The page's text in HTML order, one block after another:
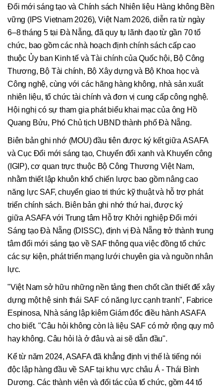
Đổi mới sáng tạo và Chính sách Nhiên liệu Hàng không Bền
vững (IPS Vietnam 2026), Việt Nam 2026, diễn ra từ ngày
6–8 tháng 5 tại Đà Nẵng, đã quy tụ lãnh đạo từ gần 70 tổ
chức, bao gồm các nhà hoạch định chính sách cấp cao
thuộc Ủy ban Kinh tế và Tài chính của Quốc hội, Bộ Công
Thương, Bộ Tài chính, Bộ Xây dựng và Bộ Khoa học và
Công nghệ, cùng với các hãng hàng không, nhà sản xuất
nhiên liệu, tổ chức tài chính và đơn vị cung cấp công nghệ.
Hội nghị có sự tham gia phát biểu khai mạc của ông Hồ
Quang Bửu, Phó Chủ tịch UBND thành phố Đà Nẵng.
Biên bản ghi nhớ (MOU) đầu tiên được ký kết giữa ASAFA
và Cục Đổi mới sáng tạo, Chuyển đổi xanh và Khuyến công
(IGIP), cơ quan trực thuộc Bộ Công Thương Việt Nam,
nhằm thiết lập khuôn khổ chiến lược bao gồm nâng cao
năng lực SAF, chuyển giao tri thức kỹ thuật và hỗ trợ phát
triển chính sách. Biên bản ghi nhớ thứ hai, được ký
giữa ASAFA với Trung tâm Hỗ trợ Khởi nghiệp Đổi mới
Sáng tạo Đà Nẵng (DISSC), định vị Đà Nẵng trở thành trung
tâm đổi mới sáng tạo về SAF thông qua việc đồng tổ chức
các sự kiện, phát triển mạng lưới chuyên gia và nguồn nhân
lực.
"Việt Nam sở hữu những nền tảng then chốt cần thiết để xây
dựng một hệ sinh thái SAF có năng lực cạnh tranh", Fabrice
Espinosa, Nhà sáng lập kiêm Giám đốc điều hành ASAFA
cho biết. "Câu hỏi không còn là liệu SAF có mở rộng quy mô
hay không. Câu hỏi là ở đâu và ai sẽ dẫn đầu".
Kể từ năm 2024, ASAFA đã khẳng định vị thế là tiếng nói
độc lập hàng đầu về SAF tại khu vực châu Á - Thái Bình
Dương. Các thành viên và đối tác của tổ chức, gồm 44 tổ